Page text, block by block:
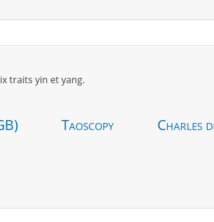
traits yin et yang.
Taoscopy Charles